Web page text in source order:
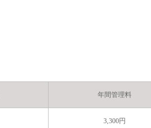
年間管理料
3,300円